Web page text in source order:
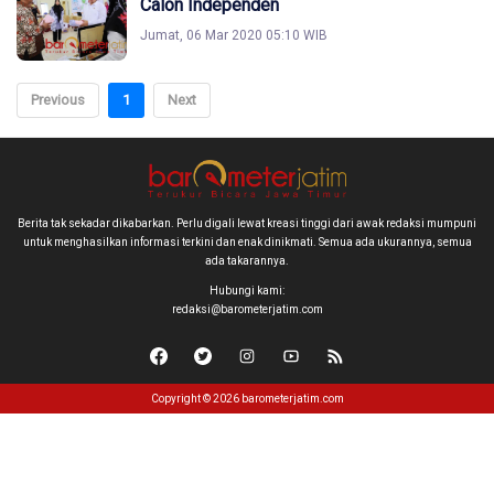
Calon Independen
Jumat, 06 Mar 2020 05:10 WIB
Previous 1 Next
Berita tak sekadar dikabarkan. Perlu digali lewat kreasi tinggi dari awak redaksi mumpuni
untuk menghasilkan informasi terkini dan enak dinikmati. Semua ada ukurannya, semua
ada takarannya.
Hubungi kami:
redaksi@barometerjatim.com
Copyright © 2026 barometerjatim.com